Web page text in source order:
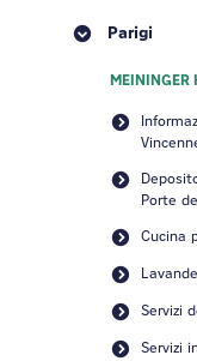
Parigi
Porte
Cucina
Servizi
Servizi